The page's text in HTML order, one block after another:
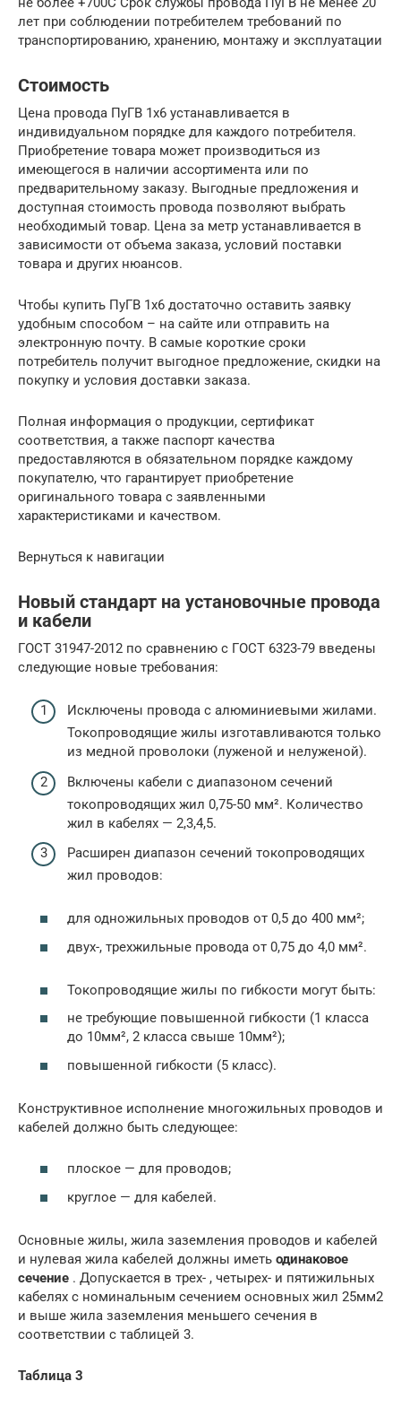
лет при соблюдении потребителем требований по
транспортированию, хранению, монтажу и эксплуатации
Стоимость
Цена провода ПуГВ 1х6 устанавливается в
индивидуальном порядке для каждого потребителя.
Приобретение товара может производиться из
имеющегося в наличии ассортимента или по
предварительному заказу. Выгодные предложения и
доступная стоимость провода позволяют выбрать
необходимый товар. Цена за метр устанавливается в
зависимости от объема заказа, условий поставки
товара и других нюансов.
Чтобы купить ПуГВ 1х6 достаточно оставить заявку
удобным способом – на сайте или отправить на
электронную почту. В самые короткие сроки
потребитель получит выгодное предложение, скидки на
покупку и условия доставки заказа.
Полная информация о продукции, сертификат
соответствия, а также паспорт качества
предоставляются в обязательном порядке каждому
покупателю, что гарантирует приобретение
оригинального товара с заявленными
характеристиками и качеством.
Вернуться к навигации
Новый стандарт на установочные провода
и кабели
ГОСТ 31947-2012 по сравнению с ГОСТ 6323-79 введены
следующие новые требования:
Исключены провода с алюминиевыми жилами.
Токопроводящие жилы изготавливаются только
из медной проволоки (луженой и нелуженой).
Включены кабели с диапазоном сечений
токопроводящих жил 0,75-50 мм². Количество
жил в кабелях — 2,3,4,5.
Расширен диапазон сечений токопроводящих
жил проводов:
для одножильных проводов от 0,5 до 400 мм²;
двух-, трехжильные провода от 0,75 до 4,0 мм².
Токопроводящие жилы по гибкости могут быть:
не требующие повышенной гибкости (1 класса
до 10мм², 2 класса свыше 10мм²);
повышенной гибкости (5 класс).
Конструктивное исполнение многожильных проводов и
кабелей должно быть следующее:
плоское — для проводов;
круглое — для кабелей.
Основные жилы, жила заземления проводов и кабелей
и нулевая жила кабелей должны иметь одинаковое
сечение . Допускается в трех- , четырех- и пятижильных
кабелях с номинальным сечением основных жил 25мм2
и выше жила заземления меньшего сечения в
соответствии с таблицей 3.
Таблица 3